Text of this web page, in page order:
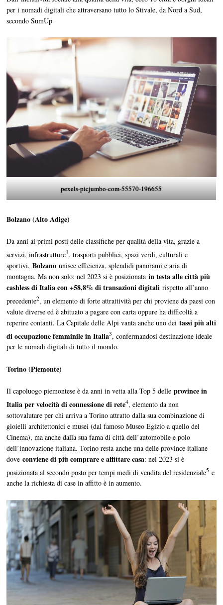
per i nomadi digitali che attraversano tutto lo Stivale, da Nord a Sud,
secondo SumUp
pexels-picjumbo-com-55570-196655
Bolzano (Alto Adige)
Da anni ai primi posti delle classifiche per qualità della vita, grazie a
servizi, infrastrutture1, trasporti pubblici, spazi verdi, culturali e
sportivi,Bolzano unisce efficienza, splendidi panorami e aria di
montagna. Ma non solo: nel 2023 si è posizionatain testa alle città più
cashless di Italia con +58,8% di transazioni digitalirispetto all’anno
precedente2, un elemento di forte attrattività per chi proviene da paesi con
valute diverse ed è abituato a pagare con carta oppure ha difficoltà a
reperire contanti. La Capitale delle Alpi vanta anche uno deitassi più alti
di occupazione femminile in Italia3, confermandosi destinazione ideale
per le nomadi digitali di tutto il mondo.
Torino (Piemonte)
Il capoluogo piemontese è da anni in vetta alla Top 5 delleprovince in
Italia per velocità di connessione di rete4, elemento da non
sottovalutare per chi arriva a Torino attratto dalla sua combinazione di
gioielli architettonici e musei (dal famoso Museo Egizio a quello del
Cinema), ma anche dalla sua fama di città dell’automobile e polo
dell’innovazione italiana. Torino resta anche una delle province italiane
doveconviene di più comprare e affittare casa: nel 2023 si è
posizionata al secondo posto per tempi medi di vendita del residenziale5 e
anche la richiesta di case in affitto è in aumento.